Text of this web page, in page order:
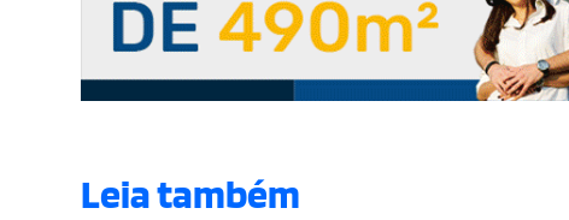
Leia também